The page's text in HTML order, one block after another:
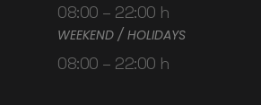
08:00 – 22:00 h
WEEKEND / HOLIDAYS
08:00 – 22:00 h